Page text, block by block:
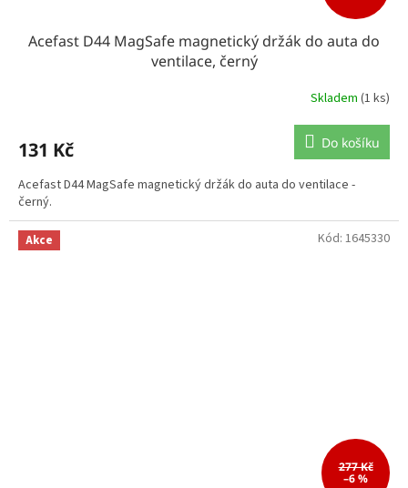
Acefast D44 MagSafe magnetický držák do auta do
ventilace, černý
Skladem (1 ks)
131 Kč Do košíku
Acefast D44 MagSafe magnetický držák do auta do ventilace -
černý.
Akce
277 Kč
–6 %
Kód: 1645330